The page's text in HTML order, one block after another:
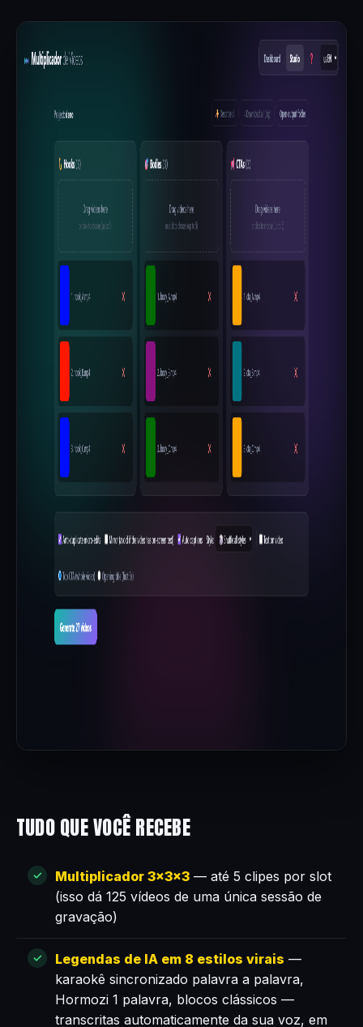
TUDO QUE VOCÊ RECEBE
Multiplicador 3×3×3 — até 5 clipes por slot
(isso dá 125 vídeos de uma única sessão de
gravação)
Legendas de IA em 8 estilos virais —
karaokê sincronizado palavra a palavra,
Hormozi 1 palavra, blocos clássicos —
transcritas automaticamente da sua voz, em